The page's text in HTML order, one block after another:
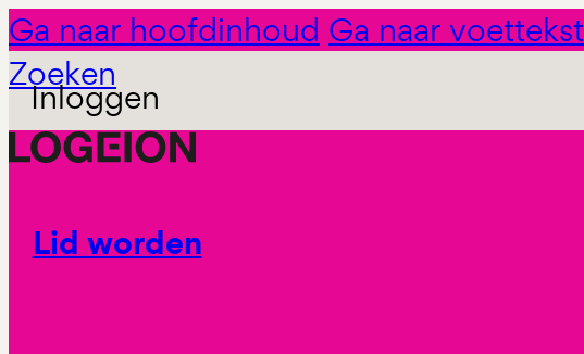
Ga naar hoofdinhoud Ga naar voettekst
Zoeken
Inloggen
Lid worden